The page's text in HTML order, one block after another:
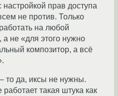
прав доступа
не против. Только
на любой
не «для этого нужно
композитор, а всё
то да, иксы не нужны.
такая штука как